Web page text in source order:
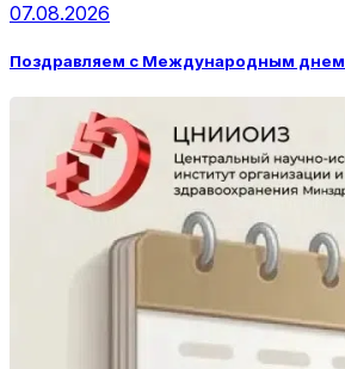
07.08.2026
Поздравляем с Международным